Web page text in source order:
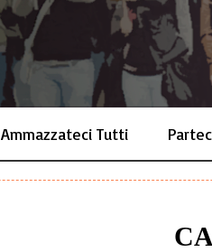
Ammazzateci Tutti